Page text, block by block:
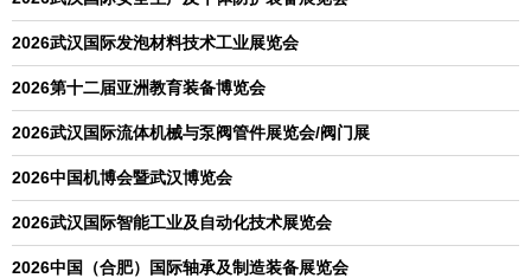
2026武汉国际发泡材料技术工业展览会
2026第十二届亚洲教育装备博览会
2026武汉国际流体机械与泵阀管件展览会/阀门展
2026中国机博会暨武汉博览会
2026武汉国际智能工业及自动化技术展览会
2026中国（合肥）国际轴承及制造装备展览会